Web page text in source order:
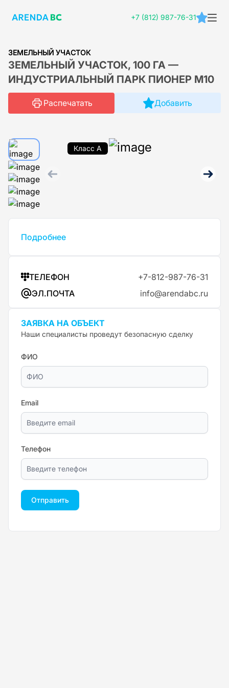
+7 (812) 987-76-31
ЗЕМЕЛЬНЫЙ УЧАСТОК
ЗЕМЕЛЬНЫЙ УЧАСТОК, 100 ГА —
ИНДУСТРИАЛЬНЫЙ ПАРК ПИОНЕР М10
Распечатать Добавить
Класс A
Подробнее
ТЕЛЕФОН
+7-812-987-76-31
ЭЛ.ПОЧТА
info@arendabc.ru
ЗАЯВКА НА ОБЪЕКТ
Наши специалисты проведут безопасную сделку
ФИО
Email
Телефон
Отправить